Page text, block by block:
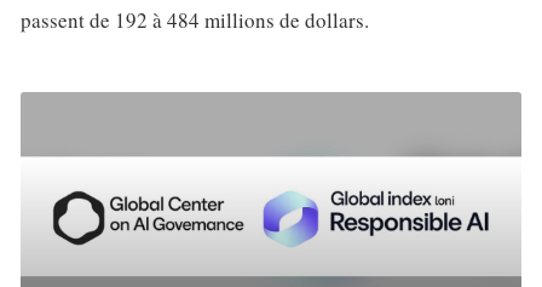
passent de 192 à 484 millions de dollars.